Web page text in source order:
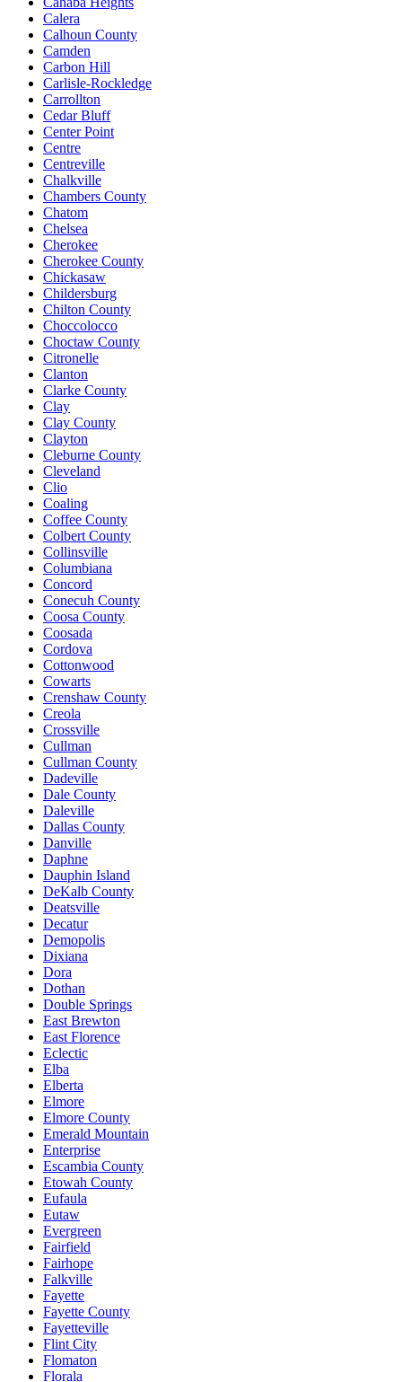
Calera
Calhoun County
Camden
Carbon Hill
Carlisle-Rockledge
Carrollton
Cedar Bluff
Center Point
Centre
Centreville
Chalkville
Chambers County
Chatom
Chelsea
Cherokee
Cherokee County
Chickasaw
Childersburg
Chilton County
Choccolocco
Choctaw County
Citronelle
Clanton
Clarke County
Clay
Clay County
Clayton
Cleburne County
Cleveland
Clio
Coaling
Coffee County
Colbert County
Collinsville
Columbiana
Concord
Conecuh County
Coosa County
Coosada
Cordova
Cottonwood
Cowarts
Crenshaw County
Creola
Crossville
Cullman
Cullman County
Dadeville
Dale County
Daleville
Dallas County
Danville
Daphne
Dauphin Island
DeKalb County
Deatsville
Decatur
Demopolis
Dixiana
Dora
Dothan
Double Springs
East Brewton
East Florence
Eclectic
Elba
Elberta
Elmore
Elmore County
Emerald Mountain
Enterprise
Escambia County
Etowah County
Eufaula
Eutaw
Evergreen
Fairfield
Fairhope
Falkville
Fayette
Fayette County
Fayetteville
Flint City
Flomaton
Florala